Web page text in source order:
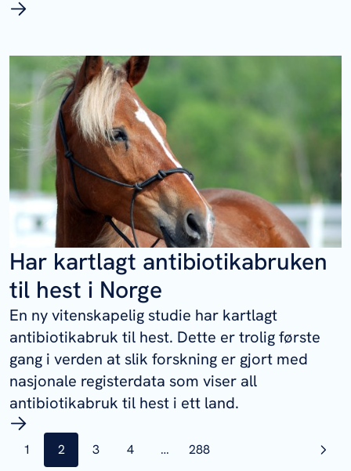
Har kartlagt antibiotikabruken
til hest i Norge
En ny vitenskapelig studie har kartlagt
antibiotikabruk til hest. Dette er trolig første
gang i verden at slik forskning er gjort med
nasjonale registerdata som viser all
antibiotikabruk til hest i ett land.
side
1 side
2 side
3 side
4 … side
288